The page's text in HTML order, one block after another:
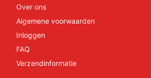
Over ons
Algemene voorwaarden
Inloggen
FAQ
Verzendinformatie